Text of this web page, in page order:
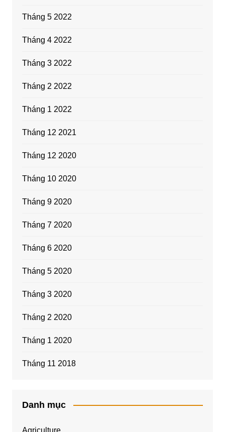
Tháng 5 2022
Tháng 4 2022
Tháng 3 2022
Tháng 2 2022
Tháng 1 2022
Tháng 12 2021
Tháng 12 2020
Tháng 10 2020
Tháng 9 2020
Tháng 7 2020
Tháng 6 2020
Tháng 5 2020
Tháng 3 2020
Tháng 2 2020
Tháng 1 2020
Tháng 11 2018
Danh mục
Agriculture